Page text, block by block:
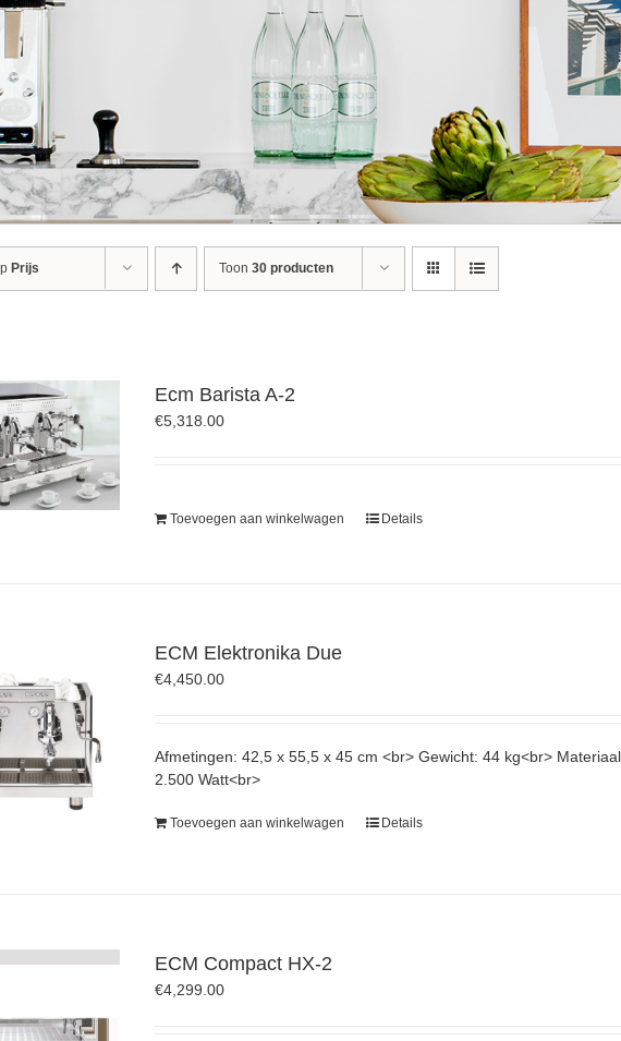
Prijs Toon 30 producten
Ecm Barista A-2
€5,318.00
Toevoegen aan winkelwagen Details
ECM Elektronika Due
€4,450.00
Afmetingen: 42,5 x 55,5 x 45 cm <br> Gewicht: 44 kg<br>
2.500 Watt<br>
Toevoegen aan winkelwagen Details
ECM Compact HX-2
€4,299.00